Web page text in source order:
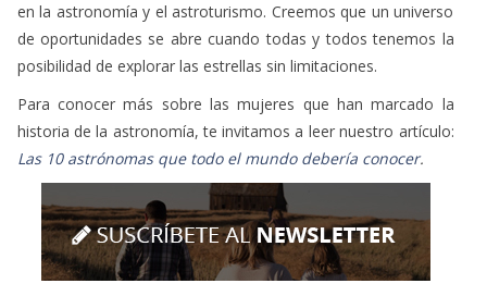
en la astronomía y el astroturismo. Creemos que un universo
de oportunidades se abre cuando todas y todos tenemos la
posibilidad de explorar las estrellas sin limitaciones.
Para conocer más sobre las mujeres que han marcado la
historia de la astronomía, te invitamos a leer nuestro artículo:
Las 10 astrónomas que todo el mundo debería conocer.